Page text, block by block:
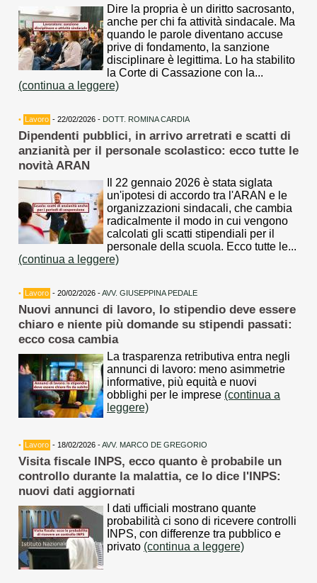
Dire la propria è un diritto sacrosanto,
anche per chi fa attività sindacale. Ma
quando le parole diventano accuse
prive di fondamento, la sanzione
disciplinare è legittima. Lo ha stabilito
la Corte di Cassazione con la...
(continua a leggere)
• Lavoro - 22/02/2026 - DOTT. ROMINA CARDIA
Dipendenti pubblici, in arrivo arretrati e scatti di
anzianità per il personale scolastico: ecco tutte le
novità ARAN
Il 22 gennaio 2026 è stata siglata
un'ipotesi di accordo tra l'ARAN e le
organizzazioni sindacali, che cambia
radicalmente il modo in cui vengono
calcolati gli scatti stipendiali per il
personale della scuola. Ecco tutte le...
(continua a leggere)
• Lavoro - 20/02/2026 -AVV. GIUSEPPINA PEDALE
Nuovi annunci di lavoro, lo stipendio deve essere
chiaro e niente più domande su stipendi passati:
ecco cosa cambia
La trasparenza retributiva entra negli
annunci di lavoro: meno asimmetrie
informative, più equità e nuovi
obblighi per le imprese (continua a
leggere)
• Lavoro - 18/02/2026 -AVV. MARCO DE GREGORIO
Visita fiscale INPS, ecco quanto è probabile un
controllo durante la malattia, ce lo dice l'INPS:
nuovi dati aggiornati
I dati ufficiali mostrano quante
probabilità ci sono di ricevere controlli
INPS, con differenze tra pubblico e
privato (continua a leggere)